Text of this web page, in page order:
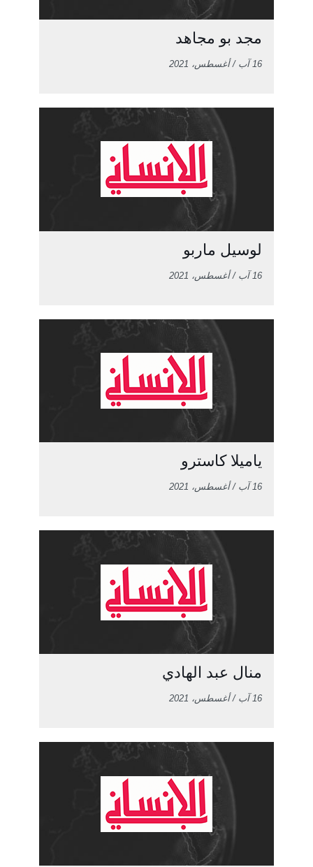
مجد بو مجاهد
16 آب / أغسطس، 2021
لوسيل ماربو
16 آب / أغسطس، 2021
ياميلا كاسترو
16 آب / أغسطس، 2021
منال عبد الهادي
16 آب / أغسطس، 2021